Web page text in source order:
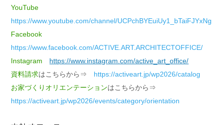
YouTube
https://www.youtube.com/channel/UCPchBYEuiUy1_bTaiFJYxNg
Facebook
https://www.facebook.com/ACTIVE.ART.ARCHITECTOFFICE/
Instagram
https://www.instagram.com/active_art_office/
資料請求はこちらから⇒ https://activeart.jp/wp2026/catalog
お家づくりオリエンテーションはこちらから⇒
https://activeart.jp/wp2026/events/category/orientation